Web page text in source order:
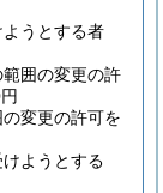
ようとする者
囲の変更の許
変更の許可を
ようとする